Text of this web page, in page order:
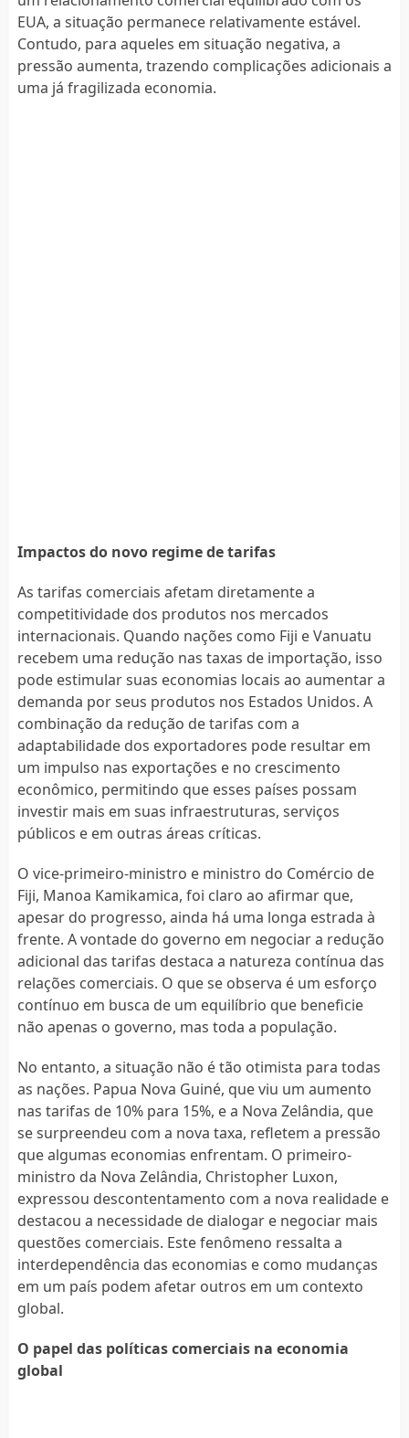
EUA, a situação permanece relativamente estável.
Contudo, para aqueles em situação negativa, a
pressão aumenta, trazendo complicações adicionais a
uma já fragilizada economia.
Impactos do novo regime de tarifas
As tarifas comerciais afetam diretamente a
competitividade dos produtos nos mercados
internacionais. Quando nações como Fiji e Vanuatu
recebem uma redução nas taxas de importação, isso
pode estimular suas economias locais ao aumentar a
demanda por seus produtos nos Estados Unidos. A
combinação da redução de tarifas com a
adaptabilidade dos exportadores pode resultar em
um impulso nas exportações e no crescimento
econômico, permitindo que esses países possam
investir mais em suas infraestruturas, serviços
públicos e em outras áreas críticas.
O vice-primeiro-ministro e ministro do Comércio de
Fiji, Manoa Kamikamica, foi claro ao afirmar que,
apesar do progresso, ainda há uma longa estrada à
frente. A vontade do governo em negociar a redução
adicional das tarifas destaca a natureza contínua das
relações comerciais. O que se observa é um esforço
contínuo em busca de um equilíbrio que beneficie
não apenas o governo, mas toda a população.
No entanto, a situação não é tão otimista para todas
as nações. Papua Nova Guiné, que viu um aumento
nas tarifas de 10% para 15%, e a Nova Zelândia, que
se surpreendeu com a nova taxa, refletem a pressão
que algumas economias enfrentam. O primeiro-
ministro da Nova Zelândia, Christopher Luxon,
expressou descontentamento com a nova realidade e
destacou a necessidade de dialogar e negociar mais
questões comerciais. Este fenômeno ressalta a
interdependência das economias e como mudanças
em um país podem afetar outros em um contexto
global.
O papel das políticas comerciais na economia
global